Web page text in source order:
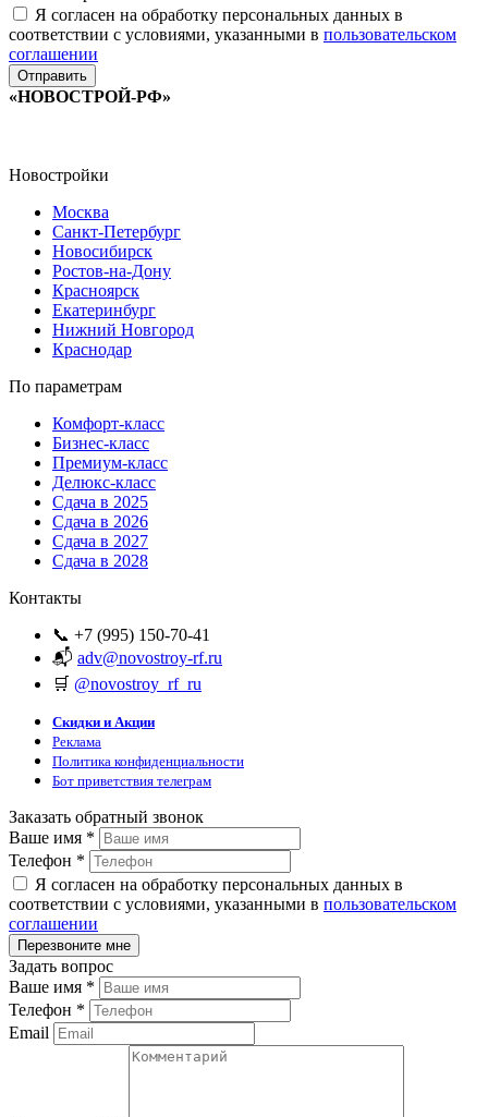
Я согласен на обработку персональных данных в
соответствии с условиями, указанными в пользовательском
соглашении
«НОВОСТРОЙ-РФ»
Новостройки
Москва
Санкт-Петербург
Новосибирск
Ростов-на-Дону
Красноярск
Екатеринбург
Нижний Новгород
Краснодар
По параметрам
Комфорт-класс
Бизнес-класс
Премиум-класс
Делюкс-класс
Сдача в 2025
Сдача в 2026
Сдача в 2027
Сдача в 2028
Контакты
📞 +7 (995) 150-70-41
📬 adv@novostroy-rf.ru
🛒 @novostroy_rf_ru
Скидки и Акции
Реклама
Политика конфиденциальности
Бот приветствия телеграм
Заказать обратный звонок
Ваше имя *
Телефон *
Я согласен на обработку персональных данных в
соответствии с условиями, указанными в пользовательском
соглашении
Задать вопрос
Ваше имя *
Телефон *
Email